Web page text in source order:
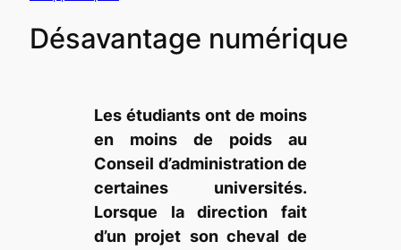
Désavantage numérique
Les étudiants ont de moins
en moins de poids au
Conseil d’administration de
certaines universités.
Lorsque la direction fait
d’un projet son cheval de